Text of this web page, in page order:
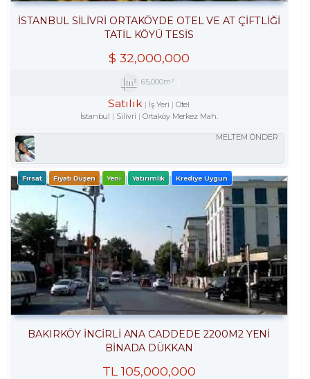
İSTANBUL SİLİVRİ ORTAKÖYDE OTEL VE AT ÇİFTLİĞİ
TATİL KÖYÜ TESİS
$ 32,000,000
65,000m²
Satılık İş Yeri
Otel
İstanbul
Silivri Ortaköy Merkez Mah.
MELTEM ÖNDER
Fırsat Fiyatı Düşen Yeni Yatırımlık Krediye Uygun
BAKIRKÖY İNCİRLİ ANA CADDEDE 2200M2 YENİ
BİNADA DÜKKAN
TL 105,000,000